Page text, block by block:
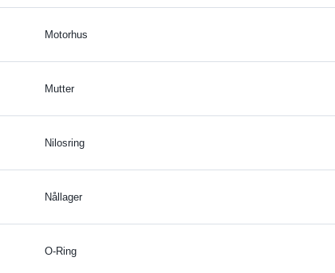
Motorhus
Mutter
Nilosring
Nållager
O-Ring